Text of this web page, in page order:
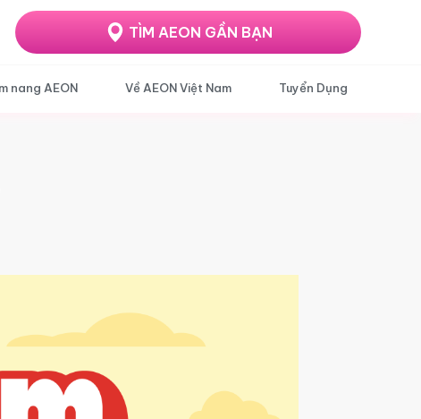
TÌM AEON GẦN BẠN
nang AEON Về AEON Việt Nam Tuyển Dụng